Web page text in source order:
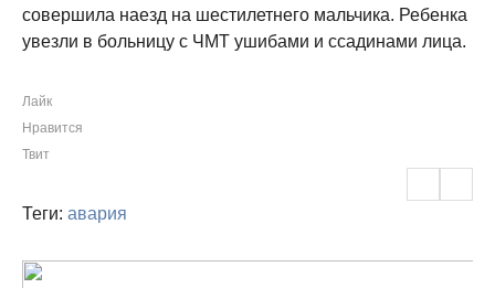
совершила наезд на шестилетнего мальчика. Ребенка
увезли в больницу с ЧМТ ушибами и ссадинами лица.
Лайк
Нравится
Твит
Теги: авария